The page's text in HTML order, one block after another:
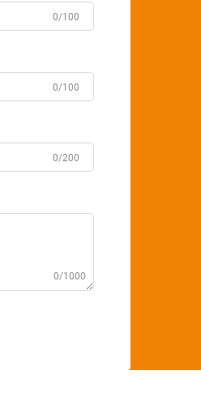
0/100
0/100
0/200
0/1000